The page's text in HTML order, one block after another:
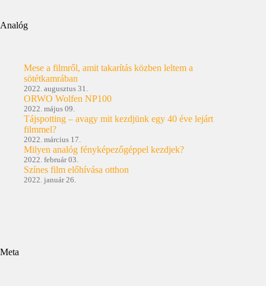
Analóg
Mese a filmről, amit takarítás közben leltem a
sötétkamrában
2022. augusztus 31.
ORWO Wolfen NP100
2022. május 09.
Tájspotting – avagy mit kezdjünk egy 40 éve lejárt
filmmel?
2022. március 17.
Milyen analóg fényképezőgéppel kezdjek?
2022. február 03.
Színes film előhívása otthon
2022. január 26.
Meta